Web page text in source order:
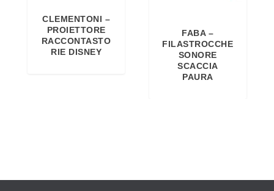
CLEMENTONI –
PROIETTORE
RACCONTASTO
RIE DISNEY
FABA –
FILASTROCCHE
SONORE
SCACCIA
PAURA